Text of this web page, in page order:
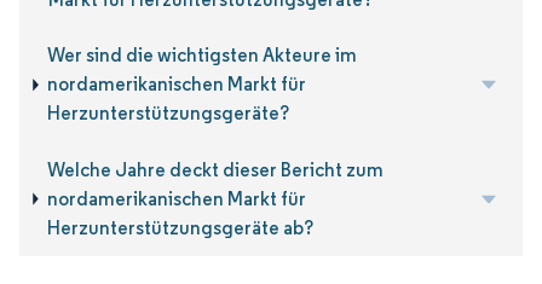
Wer sind die wichtigsten Akteure im
nordamerikanischen Markt für
Herzunterstützungsgeräte?
Welche Jahre deckt dieser Bericht zum
nordamerikanischen Markt für
Herzunterstützungsgeräte ab?